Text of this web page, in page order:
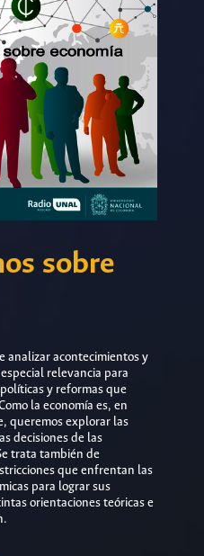
sobre
analizar acontecimientos y
relevancia para
y reformas que
la economía es, en
queremos explorar las
decisiones de las
trata también de
que enfrentan las
para lograr sus
orientaciones teóricas e